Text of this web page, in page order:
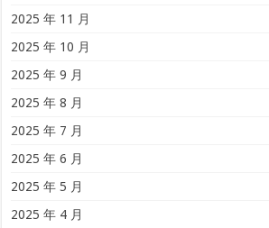
2025 年 11 月
2025 年 10 月
2025 年 9 月
2025 年 8 月
2025 年 7 月
2025 年 6 月
2025 年 5 月
2025 年 4 月